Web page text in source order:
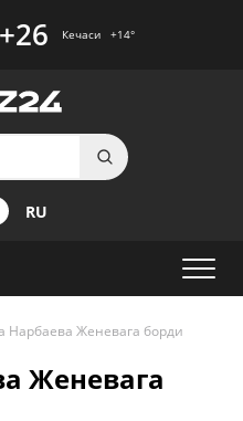
+26 Кечаси +14°
RU
Нарбаева Женевага борди
Женевага